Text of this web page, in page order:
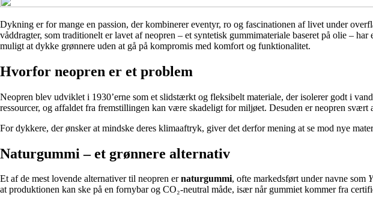
Dykning er for mange en passion, der kombinerer eventyr, ro og fascinationen af livet under
våddragter, som traditionelt er lavet af neopren – et syntetisk gummimateriale baseret på olie –
muligt at dykke grønnere uden at gå på kompromis med komfort og funktionalitet.
Hvorfor neopren er et problem
Neopren blev udviklet i 1930’erne som et slidstærkt og fleksibelt materiale, der isolerer godt i
ressourcer, og affaldet fra fremstillingen kan være skadeligt for miljøet. Desuden er neopren svært
For dykkere, der ønsker at mindske deres klimaaftryk, giver det derfor mening at se mod nye
Naturgummi – et grønnere alternativ
Et af de mest lovende alternativer til neopren ernaturgummi, ofte markedsført under navne som
at produktionen kan ske på en fornybar og CO₂-neutral måde, især når gummiet kommer fra